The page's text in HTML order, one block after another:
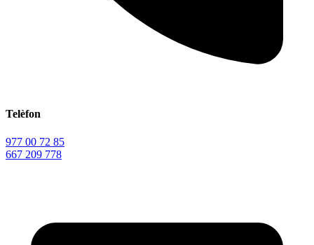
Telèfon
977 00 72 85
667 209 778